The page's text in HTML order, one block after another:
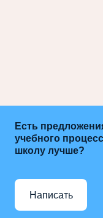
Есть
учебного
школу лучше?
Написать